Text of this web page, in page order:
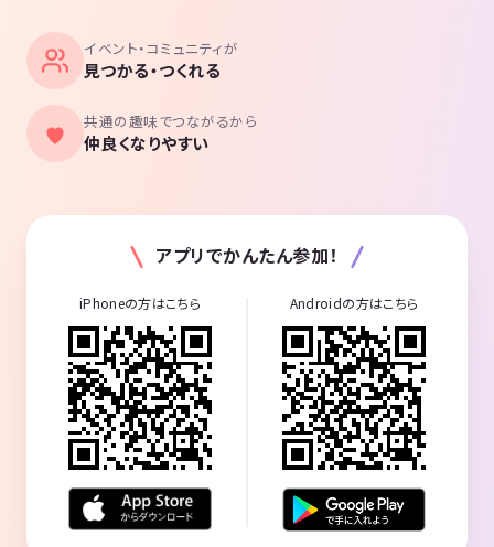
イベント・コミュニティが
見つかる・つくれる
共通の趣味でつながるから
仲良くなりやすい
アプリでかんたん参加！
iPhoneの方はこちら Androidの方はこちら